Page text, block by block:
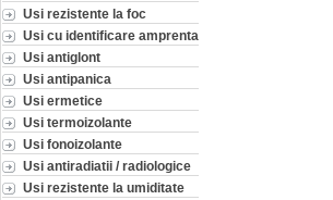
Usi rezistente la foc
Usi cu identificare amprenta
Usi antiglont
Usi antipanica
Usi ermetice
Usi termoizolante
Usi fonoizolante
Usi antiradiatii / radiologice
Usi rezistente la umiditate